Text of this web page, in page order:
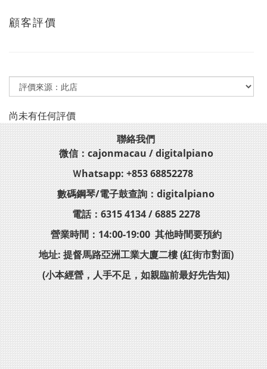
顧客評價
尚未有任何評價
聯絡我們
微信：cajonmacau / digitalpiano
Ｗhatsapp: +853 68852278
數碼鋼琴/電子鼓查詢：digitalpiano
電話：6315 4134 / 6885 2278
營業時間：14:00-19:00 其他時間要預約
地址: 提督馬路亞洲工業大廈二樓 (紅街市對面)
(小本經營，人手不足，如親臨前最好先告知)